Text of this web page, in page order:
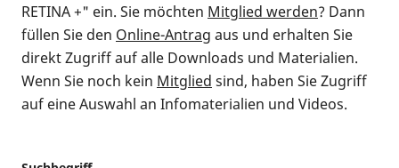
RETINA +" ein. Sie möchten Mitglied werden? Dann
füllen Sie den Online-Antrag aus und erhalten Sie
direkt Zugriff auf alle Downloads und Materialien.
Wenn Sie noch kein Mitglied sind, haben Sie Zugriff
auf eine Auswahl an Infomaterialien und Videos.